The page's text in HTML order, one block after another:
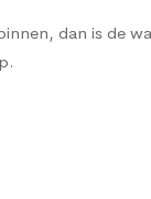
dan is de